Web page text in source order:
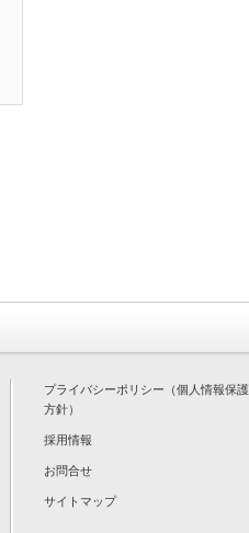
プライバシーポリシー（個人情報保護
方針）
採用情報
お問合せ
サイトマップ